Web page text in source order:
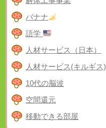
バナナ
語学
人材サービス（日本）
人材サービス(キルギス)
10代の脳波
空間還元
移動できる部屋